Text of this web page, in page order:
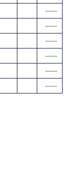
------
------
------
------
------
------